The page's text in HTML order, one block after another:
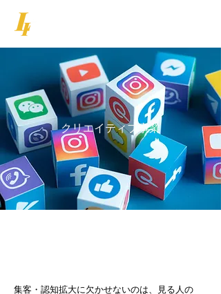
クリエイティブ事業
集客・認知拡大に欠かせないのは、見る人の